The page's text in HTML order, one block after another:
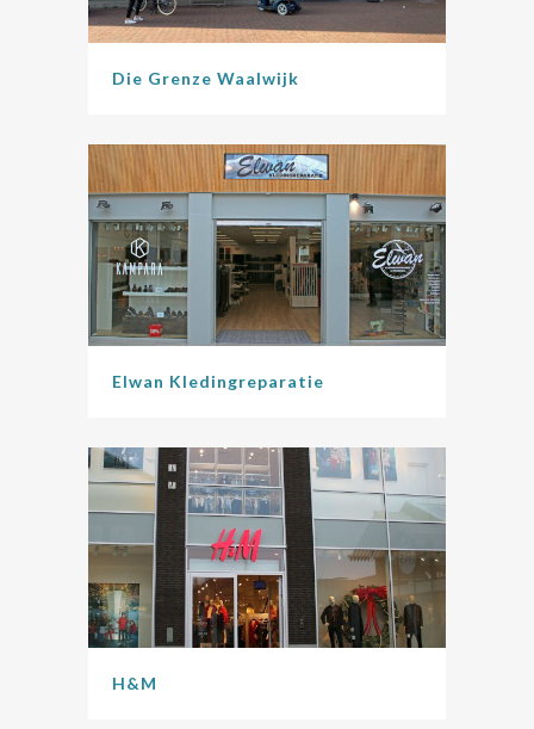
Die Grenze Waalwijk
Elwan Kledingreparatie
H&M